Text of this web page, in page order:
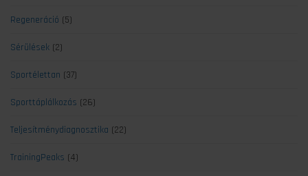
Regeneráció (5)
Sérülések (2)
Sportélettan (37)
Sporttáplálkozás (26)
Teljesítménydiagnosztika (22)
TrainingPeaks (4)